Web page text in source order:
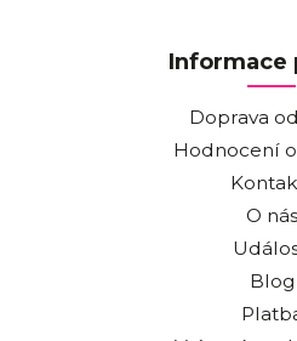
Informace
Doprava
Hodnocení
O nás
Blog